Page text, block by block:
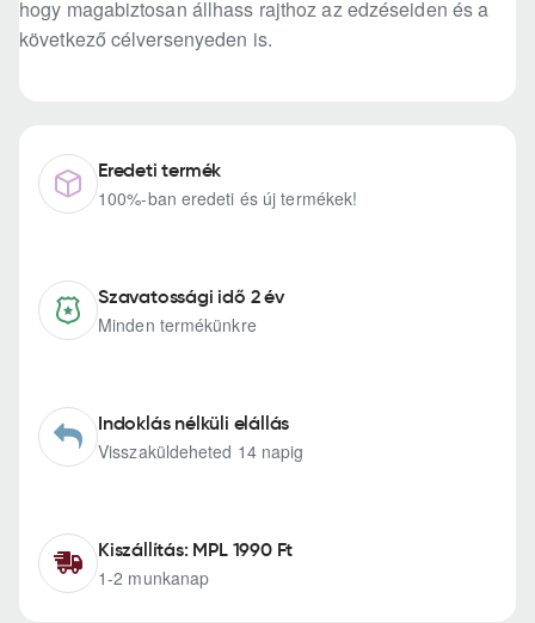
hogy magabiztosan állhass rajthoz az edzéseiden és a
következő célversenyeden is.
Eredeti termék
100%-ban eredeti és új termékek!
Szavatossági idő 2 év
Minden termékünkre
Indoklás nélküli elállás
Visszaküldeheted 14 napig
Kiszállítás: MPL 1990 Ft
1-2 munkanap